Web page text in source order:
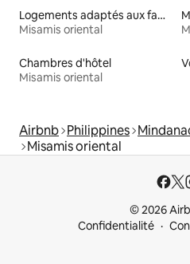
Logements adaptés aux familles à louer
Misamis oriental
Chambres d'hôtel
Misamis oriental
Airbnb Philippines
Misamis oriental
© 2026
Confidentialité